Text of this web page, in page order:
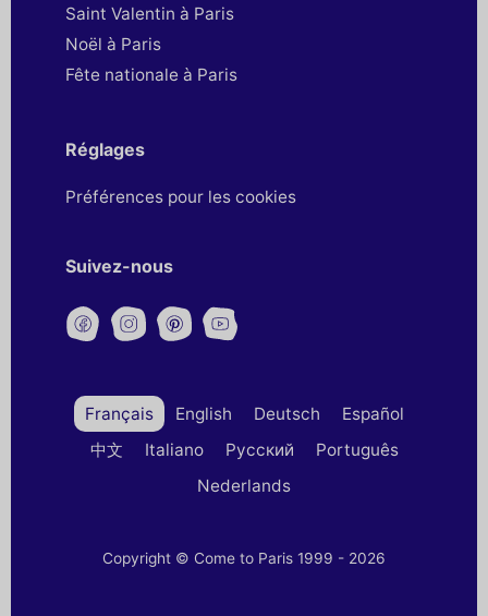
Saint Valentin à Paris
Noël à Paris
Fête nationale à Paris
Réglages
Préférences pour les cookies
Suivez-nous
Français English Deutsch
Español
中文
Italiano Русский
Português
Nederlands
Copyright © Come to Paris 1999 - 2026